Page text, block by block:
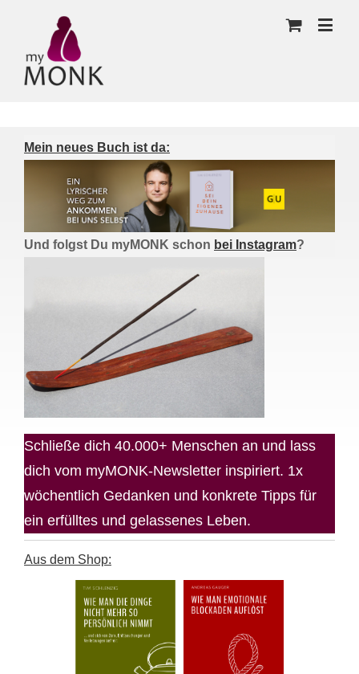
Mein neues Buch ist da:
Und folgst Du myMONK schon bei Instagram?
Schließe dich 40.000+ Menschen an und lass
dich vom myMONK-Newsletter inspiriert. 1x
wöchentlich Gedanken und konkrete Tipps für
ein erfülltes und gelassenes Leben.
Aus dem Shop: